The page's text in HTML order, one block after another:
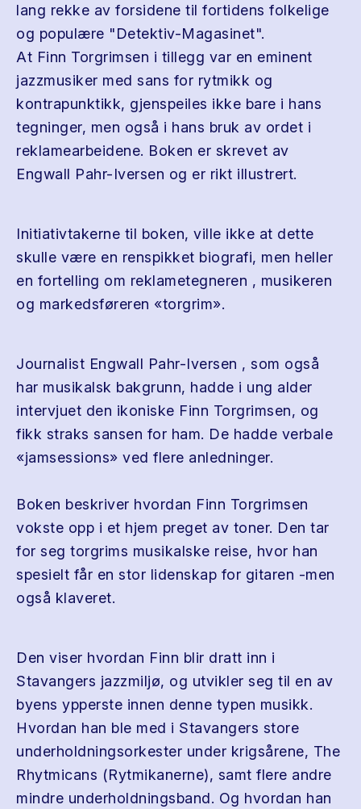
lang rekke av forsidene til fortidens folkelige
og populære "Detektiv-Magasinet".
At Finn Torgrimsen i tillegg var en eminent
jazzmusiker med sans for rytmikk og
kontrapunktikk, gjenspeiles ikke bare i hans
tegninger, men også i hans bruk av ordet i
reklamearbeidene. Boken er skrevet av
Engwall Pahr-Iversen og er rikt illustrert.
Initiativtakerne til boken, ville ikke at dette
skulle være en renspikket biografi, men heller
en fortelling om reklametegneren , musikeren
og markedsføreren «torgrim».
Journalist Engwall Pahr-Iversen , som også
har musikalsk bakgrunn, hadde i ung alder
intervjuet den ikoniske Finn Torgrimsen, og
fikk straks sansen for ham. De hadde verbale
«jamsessions» ved flere anledninger.
Boken beskriver hvordan Finn Torgrimsen
vokste opp i et hjem preget av toner. Den tar
for seg torgrims musikalske reise, hvor han
spesielt får en stor lidenskap for gitaren -men
også klaveret.
Den viser hvordan Finn blir dratt inn i
Stavangers jazzmiljø, og utvikler seg til en av
byens ypperste innen denne typen musikk.
Hvordan han ble med i Stavangers store
underholdningsorkester under krigsårene, The
Rhytmicans (Rytmikanerne), samt flere andre
mindre underholdningsband. Og hvordan han